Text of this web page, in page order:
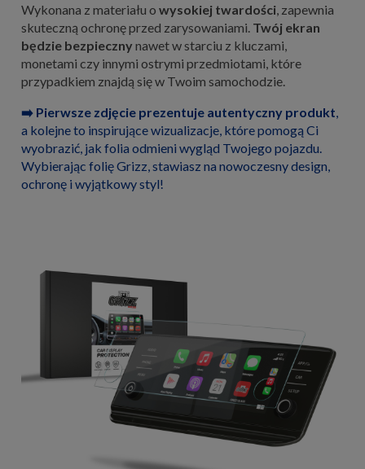
Wykonana z materiału o wysokiej twardości, zapewnia
skuteczną ochronę przed zarysowaniami. Twój ekran
będzie bezpieczny nawet w starciu z kluczami,
monetami czy innymi ostrymi przedmiotami, które
przypadkiem znajdą się w Twoim samochodzie.
➡️ Pierwsze zdjęcie prezentuje autentyczny produkt,
a kolejne to inspirujące wizualizacje, które pomogą Ci
wyobrazić, jak folia odmieni wygląd Twojego pojazdu.
Wybierając folię Grizz, stawiasz na nowoczesny design,
ochronę i wyjątkowy styl!